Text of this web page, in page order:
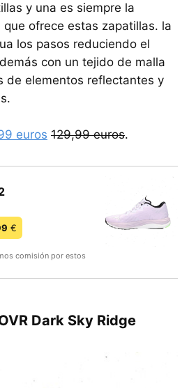
y una es siempre la
que ofrece estas zapatillas. la
los pasos reduciendo el
con un tejido de malla
de elementos reflectantes y
euros 129,99 euros.
€
comisión por estos
Dark Sky Ridge